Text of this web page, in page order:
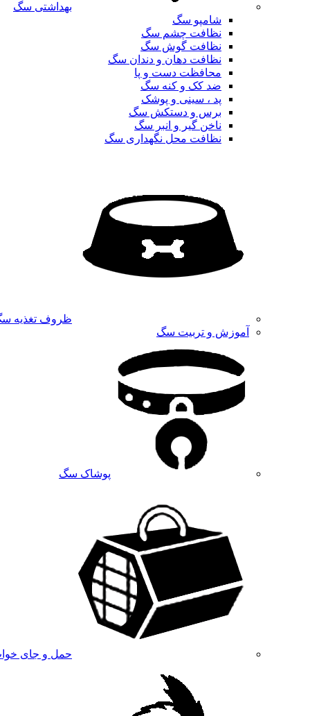
بهداشتی سگ
شامپو سگ
نظافت چشم سگ
نظافت گوش سگ
نظافت دهان و دندان سگ
محافظت دست و پا
ضد کک و کنه سگ
پد ، سینی و پوشک
برس و دستکش سگ
ناخن گیر و انبر سگ
نظافت محل نگهداری سگ
ظروف تغذیه
آموزش و تربیت سگ
پوشاک سگ
حمل و جای